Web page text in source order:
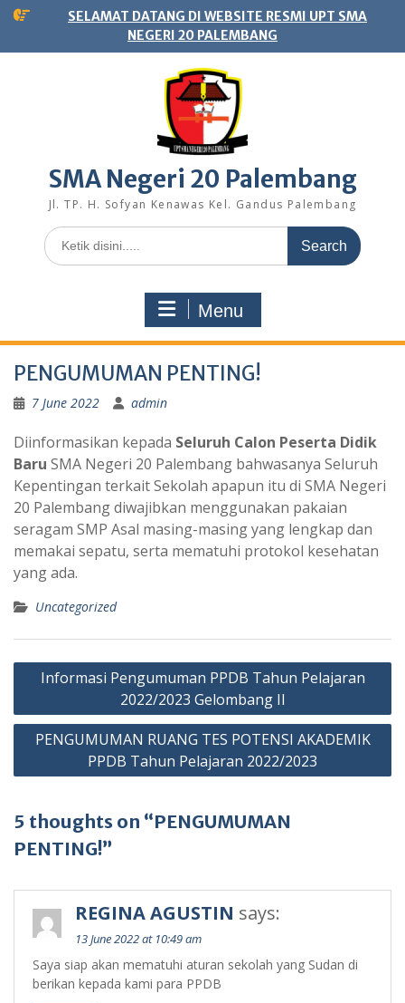
Skip
SELAMAT DATANG DI WEBSITE RESMI UPT SMA
NEGERI 20 PALEMBANG
SMA Negeri 20 Palembang
Jl. TP. H. Sofyan Kenawas Kel. Gandus Palembang
Search
for:
Menu
PENGUMUMAN PENTING!
7 June 2022 admin
Diinformasikan kepada Seluruh Calon Peserta Didik
Baru SMA Negeri 20 Palembang bahwasanya Seluruh
Kepentingan terkait Sekolah apapun itu di SMA Negeri
20 Palembang diwajibkan menggunakan pakaian
seragam SMP Asal masing-masing yang lengkap dan
memakai sepatu, serta mematuhi protokol kesehatan
yang ada.
Uncategorized
Post
Informasi Pengumuman PPDB Tahun Pelajaran
2022/2023 Gelombang II
PENGUMUMAN RUANG TES POTENSI AKADEMIK
PPDB Tahun Pelajaran 2022/2023
5 thoughts on “PENGUMUMAN
PENTING!”
REGINA AGUSTIN says:
13 June 2022 at 10:49 am
Saya siap akan mematuhi aturan sekolah yang Sudan di
berikan kepada kami para PPDB